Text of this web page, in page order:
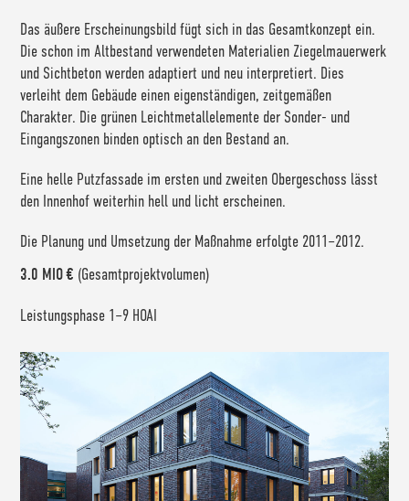
Das äußere Erscheinungsbild fügt sich in das Gesamtkonzept ein.
Die schon im Altbestand verwendeten Materialien Ziegelmauerwerk
und Sichtbeton werden adaptiert und neu interpretiert. Dies
verleiht dem Gebäude einen eigenständigen, zeitgemäßen
Charakter. Die grünen Leichtmetallelemente der Sonder- und
Eingangszonen binden optisch an den Bestand an.
Eine helle Putzfassade im ersten und zweiten Obergeschoss lässt
den Innenhof weiterhin hell und licht erscheinen.
Die Planung und Umsetzung der Maßnahme erfolgte 2011–2012.
3.0 MIO € (Gesamtprojektvolumen)
Leistungsphase 1–9 HOAI